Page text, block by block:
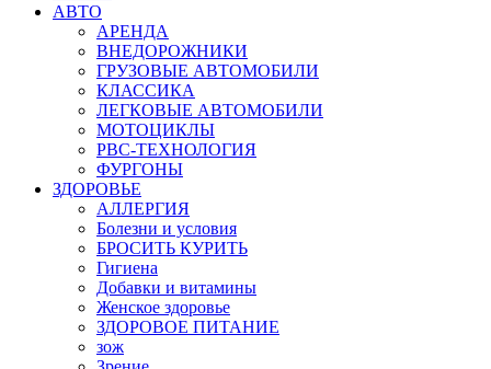
АВТО
АРЕНДА
ВНЕДОРОЖНИКИ
ГРУЗОВЫЕ АВТОМОБИЛИ
КЛАССИКА
ЛЕГКОВЫЕ АВТОМОБИЛИ
МОТОЦИКЛЫ
РВС-ТЕХНОЛОГИЯ
ФУРГОНЫ
ЗДОРОВЬЕ
АЛЛЕРГИЯ
Болезни и условия
БРОСИТЬ КУРИТЬ
Гигиена
Добавки и витамины
Женское здоровье
ЗДОРОВОЕ ПИТАНИЕ
зож